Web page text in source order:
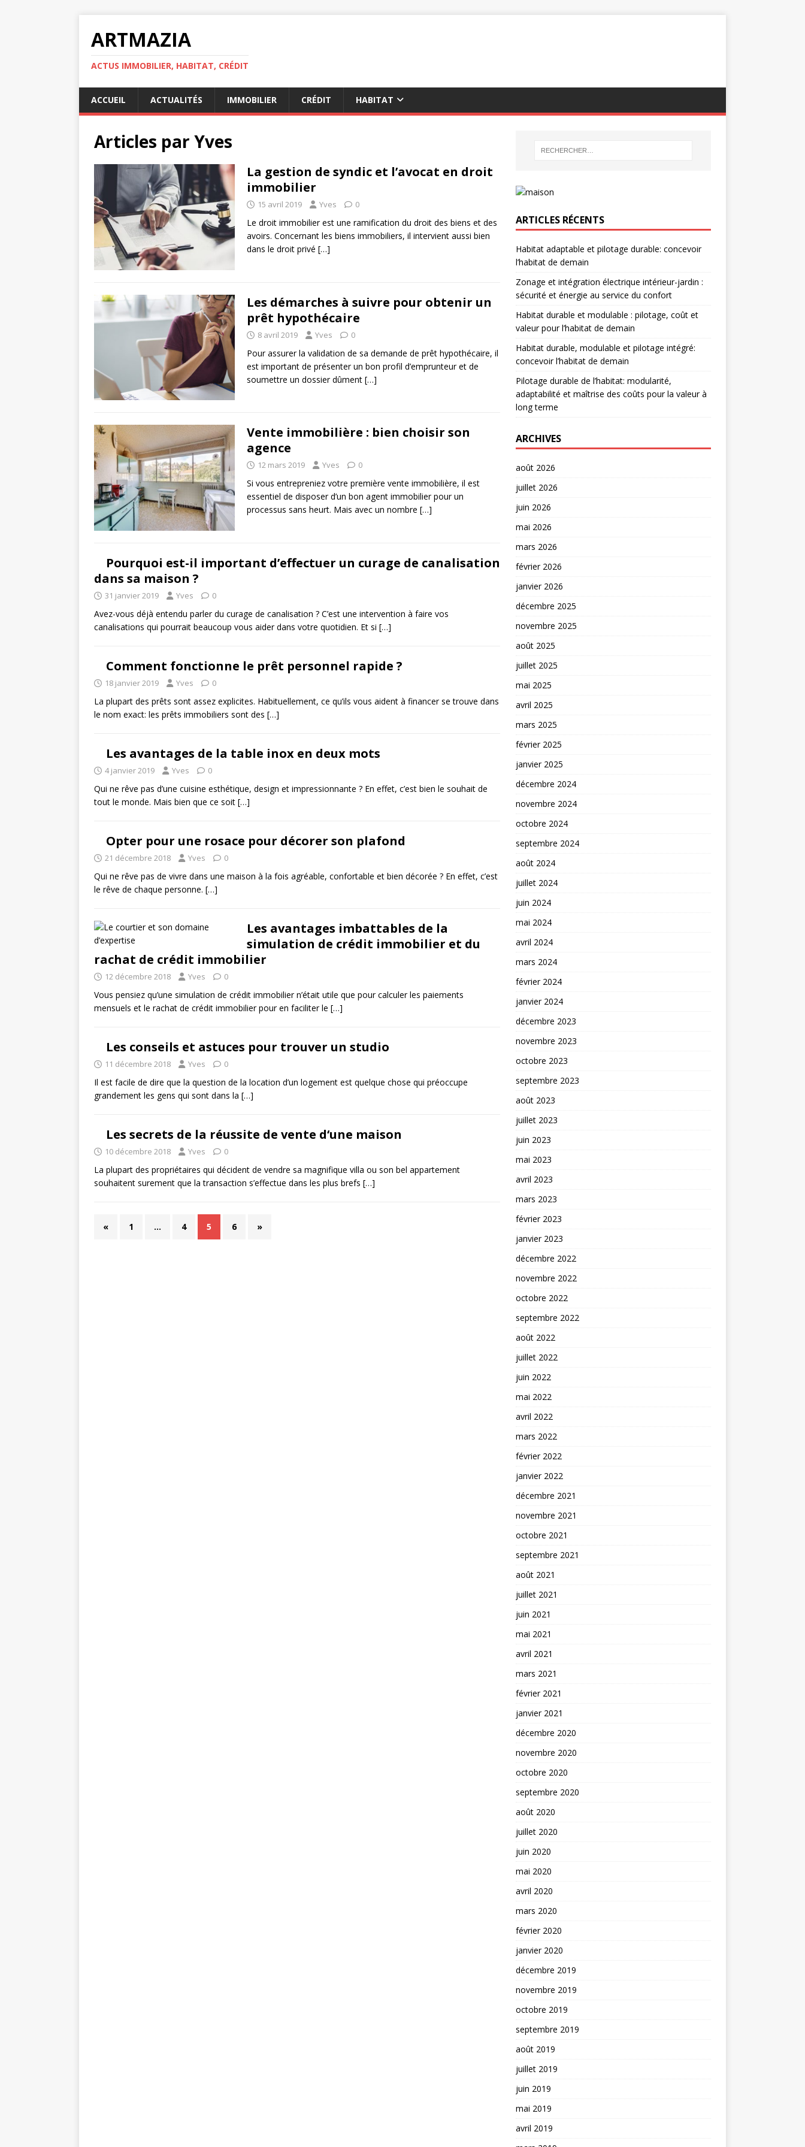
ARTMAZIA
ACTUS IMMOBILIER, HABITAT, CRÉDIT
ACCUEIL ACTUALITÉS IMMOBILIER CRÉDIT HABITAT
Articles par Yves
La gestion de syndic et l’avocat en droit
immobilier
15 avril 2019 Yves 0
Le droit immobilier est une ramification du droit des biens et des
avoirs. Concernant les biens immobiliers, il intervient aussi bien
dans le droit privé […]
Les démarches à suivre pour obtenir un
prêt hypothécaire
8 avril 2019 Yves 0
Pour assurer la validation de sa demande de prêt hypothécaire, il
est important de présenter un bon profil d’emprunteur et de
soumettre un dossier dûment […]
Vente immobilière : bien choisir son
agence
12 mars 2019 Yves 0
Si vous entrepreniez votre première vente immobilière, il est
essentiel de disposer d’un bon agent immobilier pour un
processus sans heurt. Mais avec un nombre […]
Pourquoi est-il important d’effectuer un curage de canalisation
dans sa maison ?
31 janvier 2019 Yves 0
Avez-vous déjà entendu parler du curage de canalisation ? C’est une intervention à faire vos
canalisations qui pourrait beaucoup vous aider dans votre quotidien. Et si […]
Comment fonctionne le prêt personnel rapide ?
18 janvier 2019 Yves 0
La plupart des prêts sont assez explicites. Habituellement, ce qu’ils vous aident à financer se trouve dans
le nom exact: les prêts immobiliers sont des […]
Les avantages de la table inox en deux mots
4 janvier 2019 Yves 0
Qui ne rêve pas d’une cuisine esthétique, design et impressionnante ? En effet, c’est bien le souhait de
tout le monde. Mais bien que ce soit […]
Opter pour une rosace pour décorer son plafond
21 décembre 2018 Yves 0
Qui ne rêve pas de vivre dans une maison à la fois agréable, confortable et bien décorée ? En effet, c’est
le rêve de chaque personne. […]
Les avantages imbattables de la
simulation de crédit immobilier et du
rachat de crédit immobilier
12 décembre 2018 Yves 0
Vous pensiez qu’une simulation de crédit immobilier n’était utile que pour calculer les paiements
mensuels et le rachat de crédit immobilier pour en faciliter le […]
Les conseils et astuces pour trouver un studio
11 décembre 2018 Yves 0
Il est facile de dire que la question de la location d’un logement est quelque chose qui préoccupe
grandement les gens qui sont dans la […]
Les secrets de la réussite de vente d‘une maison
10 décembre 2018 Yves 0
La plupart des propriétaires qui décident de vendre sa magnifique villa ou son bel appartement
souhaitent surement que la transaction s’effectue dans les plus brefs […]
« 1 … 4 5 6 »
ARTICLES RÉCENTS
Habitat adaptable et pilotage durable: concevoir
l’habitat de demain
Zonage et intégration électrique intérieur-jardin :
sécurité et énergie au service du confort
Habitat durable et modulable : pilotage, coût et
valeur pour l’habitat de demain
Habitat durable, modulable et pilotage intégré:
concevoir l’habitat de demain
Pilotage durable de l’habitat: modularité,
adaptabilité et maîtrise des coûts pour la valeur à
long terme
ARCHIVES
août 2026
juillet 2026
juin 2026
mai 2026
mars 2026
février 2026
janvier 2026
décembre 2025
novembre 2025
août 2025
juillet 2025
mai 2025
avril 2025
mars 2025
février 2025
janvier 2025
décembre 2024
novembre 2024
octobre 2024
septembre 2024
août 2024
juillet 2024
juin 2024
mai 2024
avril 2024
mars 2024
février 2024
janvier 2024
décembre 2023
novembre 2023
octobre 2023
septembre 2023
août 2023
juillet 2023
juin 2023
mai 2023
avril 2023
mars 2023
février 2023
janvier 2023
décembre 2022
novembre 2022
octobre 2022
septembre 2022
août 2022
juillet 2022
juin 2022
mai 2022
avril 2022
mars 2022
février 2022
janvier 2022
décembre 2021
novembre 2021
octobre 2021
septembre 2021
août 2021
juillet 2021
juin 2021
mai 2021
avril 2021
mars 2021
février 2021
janvier 2021
décembre 2020
novembre 2020
octobre 2020
septembre 2020
août 2020
juillet 2020
juin 2020
mai 2020
avril 2020
mars 2020
février 2020
janvier 2020
décembre 2019
novembre 2019
octobre 2019
septembre 2019
août 2019
juillet 2019
juin 2019
mai 2019
avril 2019